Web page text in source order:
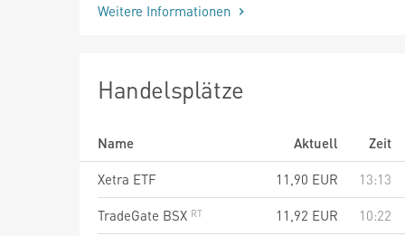
Weitere Informationen
Handelsplätze
Name Aktuell
Zeit
Xetra ETF
11,90 EUR
13:13
TradeGate BSX
11,92 EUR
10:22